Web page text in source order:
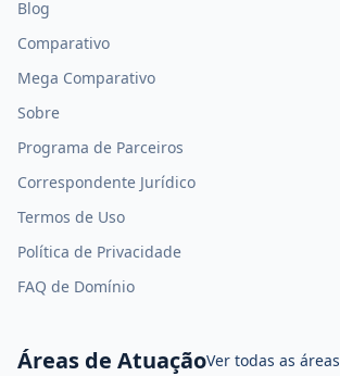
Blog
Comparativo
Mega Comparativo
Sobre
Programa de Parceiros
Correspondente Jurídico
Termos de Uso
Política de Privacidade
FAQ de Domínio
Áreas de AtuaçãoVer todas as áreas